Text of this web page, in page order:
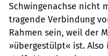
Schwingenachse nicht
tragende Verbindung
Rahmen sein, weil der
»übergestülpt« ist.